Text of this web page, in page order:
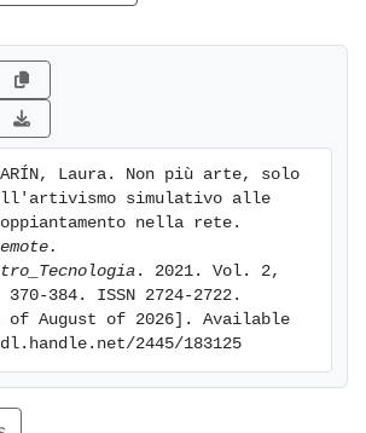
anni Novanta: Critical Art
Flesh Machine e Free Range
Electronic Disturbance Theatre con
Voteauction, 01.org (Franco e Eva
Etoy.com con Toy war.
Laura. Non più arte, solo
simulativo alle
. 2021. Vol. 2,
384. ISSN 2724-2722.
of August of 2026]. Available
2445/183125